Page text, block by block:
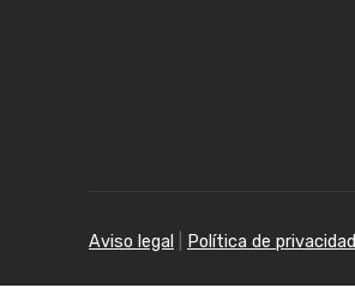
Aviso legal Política de privacidad